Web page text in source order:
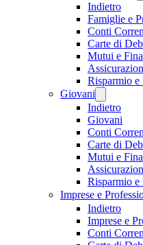
Indietro
Famiglie e
Conti
Carte di
Mutui e
Risparmio e
Giovani
Indietro
Giovani
Conti
Carte di
Mutui e
Risparmio e
Imprese e
Indietro
Imprese e
Conti